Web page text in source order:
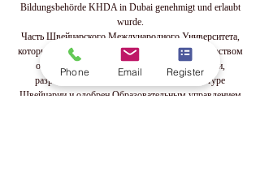
Bildungsbehörde KHDA in Dubai genehmigt und erlaubt
wurde.
Часть Швейцарского Международного Университета,
который лицензирован и аккредитован Министерством
образования и науки Кыргызской Республики,
разрешен Советом по образованию и культуре
Швейцарии и одобрен Образовательным управлением
Phone Email Register